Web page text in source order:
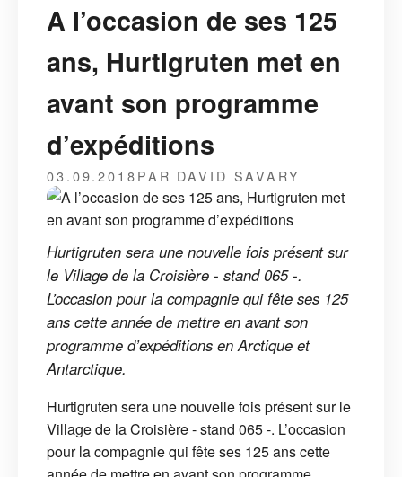
A l’occasion de ses 125
ans, Hurtigruten met en
avant son programme
d’expéditions
03.09.2018PAR DAVID SAVARY
Hurtigruten sera une nouvelle fois présent sur
le Village de la Croisière - stand 065 -.
L’occasion pour la compagnie qui fête ses 125
ans cette année de mettre en avant son
programme d’expéditions en Arctique et
Antarctique.
Hurtigruten sera une nouvelle fois présent sur le
Village de la Croisière - stand 065 -. L’occasion
pour la compagnie qui fête ses 125 ans cette